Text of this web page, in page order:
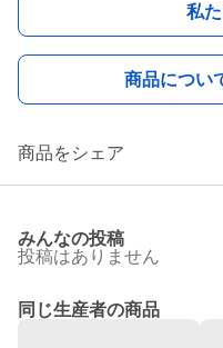
私
商品につい
商品をシェア
みんなの投稿
投稿はありません
同じ生産者の商品